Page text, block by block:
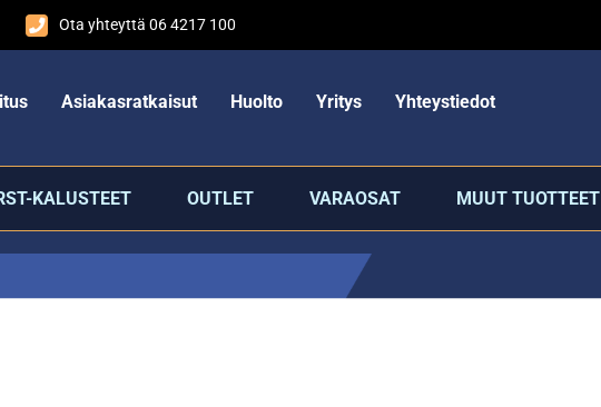
Ota yhteyttä 06 4217 100
Asiakasratkaisut Huolto Yritys Yhteystiedot
KALUSTEET OUTLET VARAOSAT MUUT TUOTTEET